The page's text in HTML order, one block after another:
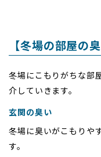
【冬場の部屋の
冬場にこもりがちな部
介していきます。
玄関の臭い
冬場に臭いがこもりや
す。